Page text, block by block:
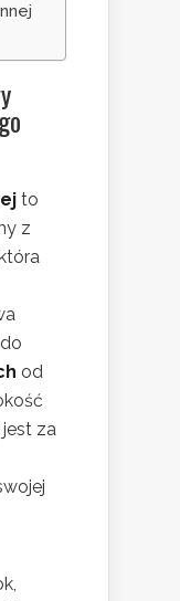
to
z
od
jest za